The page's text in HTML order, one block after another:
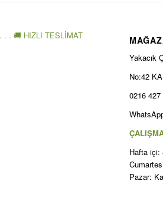
. . 🚚 HIZLI TESLİMAT
Yakacık
No:42
0216
Hafta içi:
Pazar: